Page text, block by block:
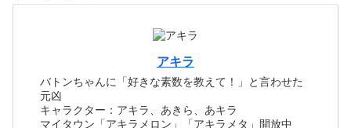
アキラ
バトンちゃんに「好きな素数を教えて！」と言わせた
元凶
キャラクター：アキラ、あきら、あキラ
マイタウン「アキラメロン」「アキラメタ」開放中